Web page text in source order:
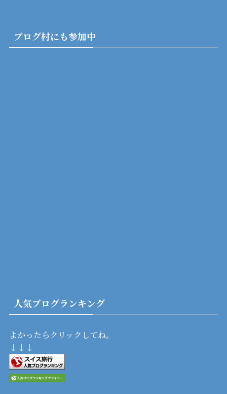
ブログ村にも参加中
人気ブログランキング
よかったらクリックしてね。
↓↓↓